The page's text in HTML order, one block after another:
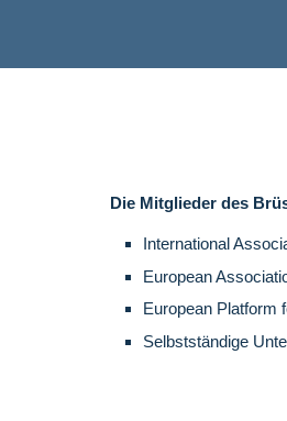
Die Mitglieder des
International
European
European Platform
Selbstständige